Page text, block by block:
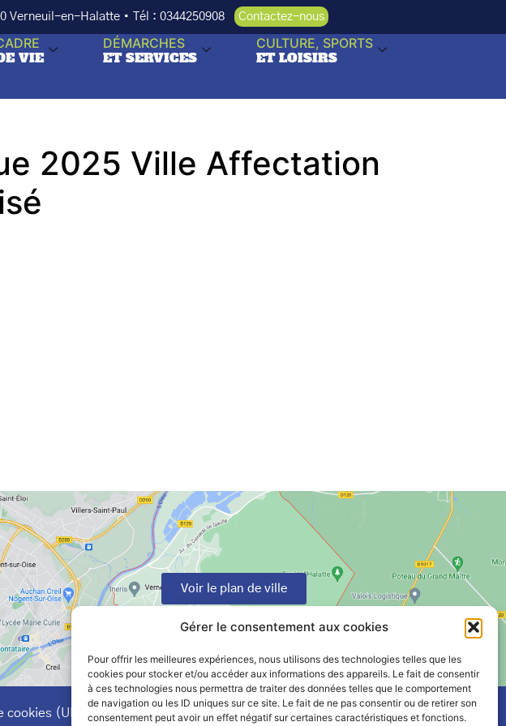
Gérer le consentement aux cookies
Pour offrir les meilleures expériences, nous utilisons des technologies telles que les
cookies pour stocker et/ou accéder aux informations des appareils. Le fait de consentir
à ces technologies nous permettra de traiter des données telles que le comportement
de navigation ou les ID uniques sur ce site. Le fait de ne pas consentir ou de retirer son
consentement peut avoir un effet négatif sur certaines caractéristiques et fonctions.
Verneuil-en-Halatte • Tél : 0344250908 Contactez-nous
VIE
DÉMARCHES
ET SERVICES
CULTURE, SPORTS
ET LOISIRS
2025 Ville Affectation
Voir le plan de ville
cookies (UE)